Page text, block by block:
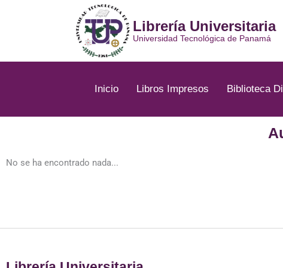
Librería Universitaria
Universidad Tecnológica de Panamá
Inicio Libros Impresos Biblioteca
No se ha encontrado nada...